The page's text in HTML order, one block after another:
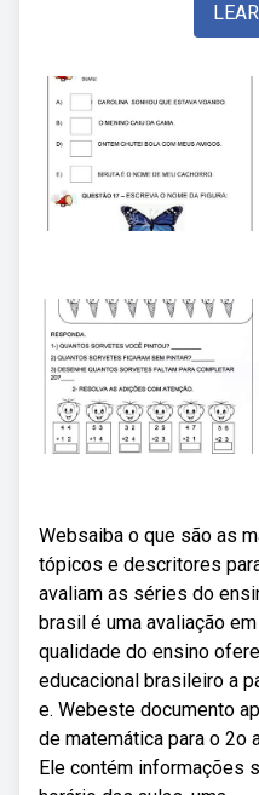
Websaiba o que são as
tópicos e descritores
avaliam as séries do
brasil é uma avaliação
qualidade do ensino
educacional brasileiro a
e. Webeste documento
de matemática para o 2o
Ele contém informações